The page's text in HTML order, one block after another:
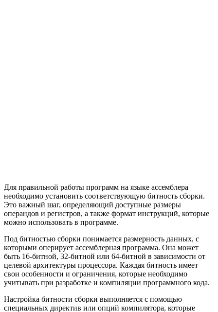
Для правильной работы программ на языке ассемблера
необходимо установить соответствующую битность сборки.
Это важный шаг, определяющий доступные размеры
операндов и регистров, а также формат инструкций, которые
можно использовать в программе.
Под битностью сборки понимается размерность данных, с
которыми оперирует ассемблерная программа. Она может
быть 16-битной, 32-битной или 64-битной в зависимости от
целевой архитектуры процессора. Каждая битность имеет
свои особенности и ограничения, которые необходимо
учитывать при разработке и компиляции программного кода.
Настройка битности сборки выполняется с помощью
специальных директив или опций компилятора, которые